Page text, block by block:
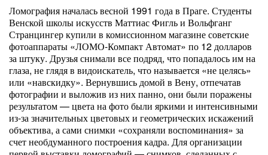
Ломография началась весной 1991 года в Праге. Студенты
Венской школы искусств Маттиас Фигль и Вольфганг
Странцингер купили в комиссионном магазине советские
фотоаппараты «ЛОМО-Компакт Автомат» по 12 долларов
за штуку. Друзья снимали все подряд, что попадалось им на
глаза, не глядя в видоискатель, что называется «не целясь»
или «навскидку». Вернувшись домой в Вену, отпечатав
фотографии и выложив из них панно, они были поражены
результатом — цвета на фото были яркими и интенсивными
из-за значительных цветовых и геометрических искажений
объектива, а сами снимки «сохраняли воспоминания» за
счет необдуманного построения кадра. Для организации